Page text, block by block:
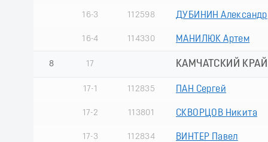
16-3 112598 ДУБИНИН Александр
16-4 114330 МАНИЛЮК Артем
8 17 КАМЧАТСКИЙ КРАЙ
17-1 112835 ПАН Сергей
17-2 113801 СКВОРЦОВ Никита
17-3 112834 ВИНТЕР Павел